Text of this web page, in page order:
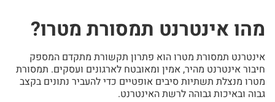
מהו אינטרנט תמסורת מטרו?
אינטרנט תמסורת מטרו הוא פתרון תקשורת מתקדם המספק
חיבור אינטרנט מהיר, אמין ומאובטח לארגונים ועסקים. תמסורת
מטרו מנצלת תשתיות סיבים אופטיים כדי להעביר נתונים בקצב
גבוה ובאיכות גבוהה לרשת האינטרנט.